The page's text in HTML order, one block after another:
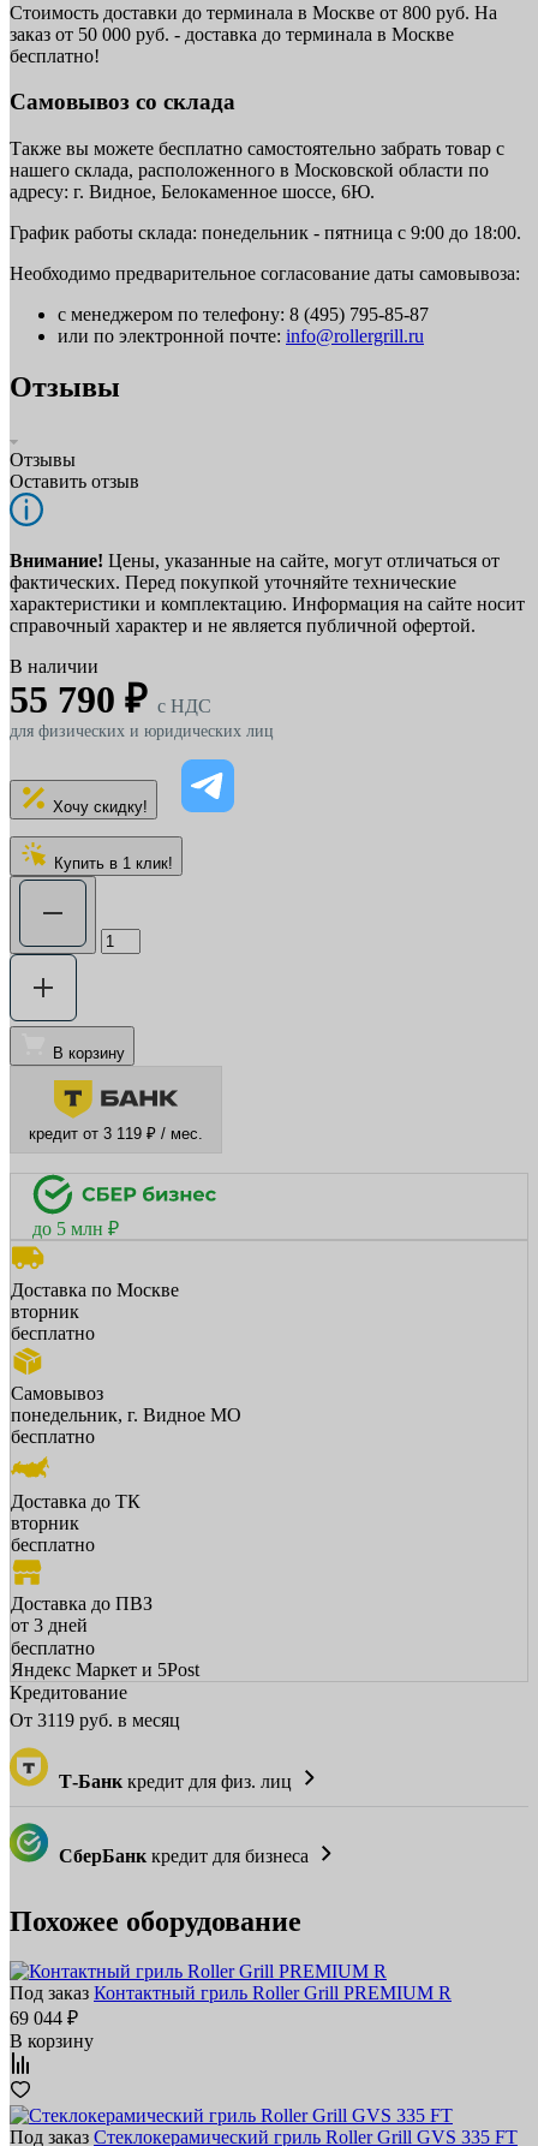
Стоимость доставки до терминала в Москве от 800 руб. На
заказ от 50 000 руб. - доставка до терминала в Москве
бесплатно!
Самовывоз со склада
Также вы можете бесплатно самостоятельно забрать товар с
нашего склада, расположенного в Московской области по
адресу: г. Видное, Белокаменное шоссе, 6Ю.
График работы склада: понедельник - пятница с 9:00 до 18:00.
Необходимо предварительное согласование даты самовывоза:
с менеджером по телефону: 8 (495) 795-85-87
или по электронной почте: info@rollergrill.ru
Отзывы
Отзывы
Оставить отзыв
Внимание! Цены, указанные на сайте, могут отличаться от
фактических. Перед покупкой уточняйте технические
характеристики и комплектацию. Информация на сайте носит
справочный характер и не является публичной офертой.
В наличии
55 790 ₽ c НДС
для физических и юридических лиц
Хочу скидку!
Купить в 1 клик!
В корзину
кредит от 3 119 ₽ / мес.
до 5 млн ₽
Доставка по Москве
вторник
бесплатно
Самовывоз
понедельник, г. Видное МО
бесплатно
Доставка до ТК
вторник
бесплатно
Доставка до ПВЗ
от 3 дней
бесплатно
Яндекс Маркет и 5Post
Кредитование
От 3119 руб. в месяц
Т-Банк кредит для физ. лиц
СберБанк кредит для бизнеса
Похожее оборудование
Под заказ Контактный гриль Roller Grill PREMIUM R
69 044 ₽
В корзину
Под заказ Стеклокерамический гриль Roller Grill GVS 335 FT